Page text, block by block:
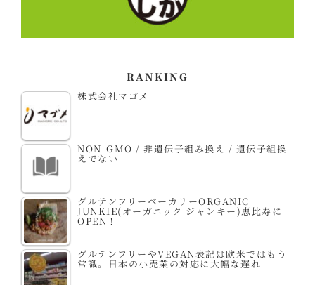
RANKING
株式会社マゴメ
NON-GMO / 非遺伝子組み換え / 遺伝子組換
えでない
グルテンフリーベーカリーORGANIC
JUNKIE(オーガニック ジャンキー)恵比寿に
OPEN！
グルテンフリーやVEGAN表記は欧米ではもう
常識。日本の小売業の対応に大幅な遅れ